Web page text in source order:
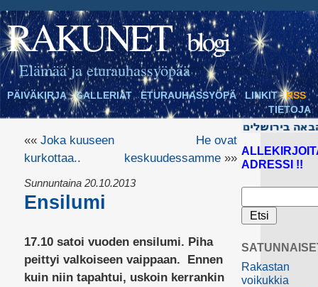
RAKUNET blogi
Elämää ja eturauhassyöpää
PÄIVÄKIRJA GALLERIAT ETURAUHASSYÖPÄ LINKIT
RSS
TIETOJA
«« Joka kuuseen
kurkottaa..
He ovat
keskuudessamme»»
Sunnuntaina 20.10.2013
Ensilumi
17.10 satoi vuoden ensilumi. Piha
peittyi valkoiseen vaippaan. Ennen
kuin niin tapahtui, uskoin kerrankin
ADRESSI !!
Rakastan
voikukkia